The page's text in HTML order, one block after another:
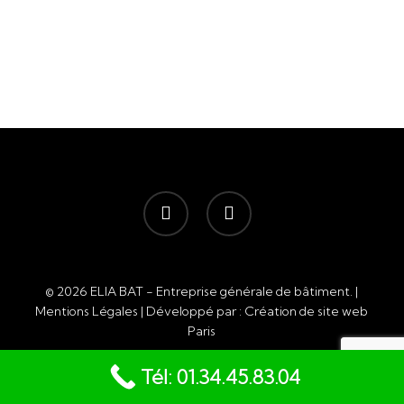
facebook instagram
© 2026 ELIA BAT - Entreprise générale de bâtiment. |
Mentions Légales | Développé par : Création de site web
Paris
Tél: 01.34.45.83.04